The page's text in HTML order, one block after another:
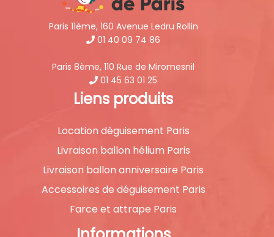
Paris 11ème, 160 Avenue Ledru Rollin
01 40 09 74 86
Paris 8ème, 110 Rue de Miromesnil
01 45 63 01 25
Liens produits
Location déguisement Paris
Livraison ballon hélium Paris
Livraison ballon anniversaire Paris
Accessoires de déguisement Paris
Farce et attrape Paris